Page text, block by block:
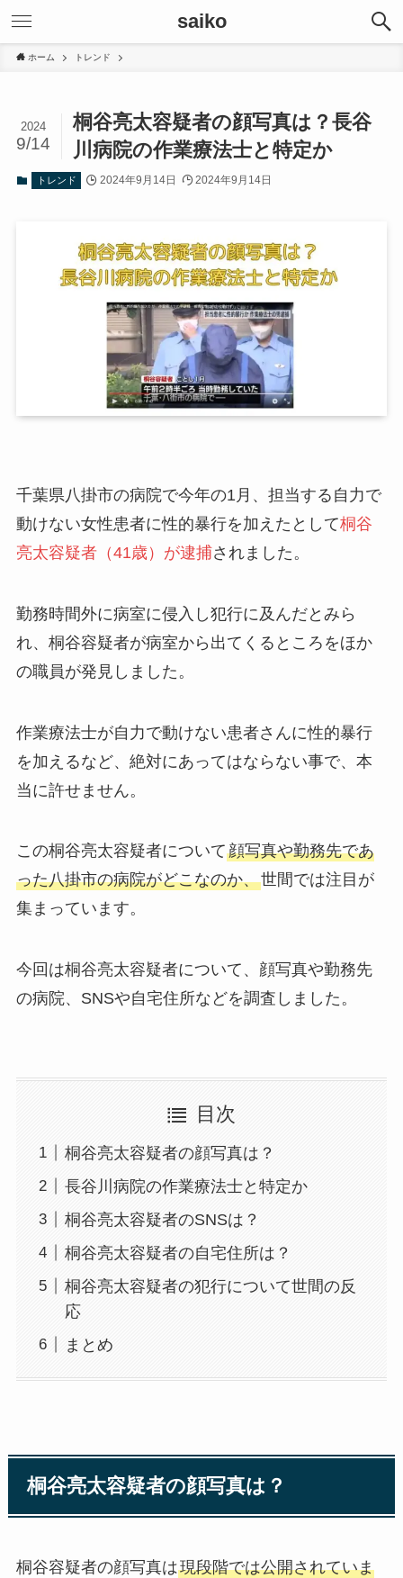
saiko
ホーム トレンド
桐谷亮太容疑者の顔写真は？長谷
川病院の作業療法士と特定か
2024
9/14
トレンド 2024年9月14日 2024年9月14日
千葉県八掛市の病院で今年の1月、担当する自力で
動けない女性患者に性的暴行を加えたとして桐谷
亮太容疑者（41歳）が逮捕されました。
勤務時間外に病室に侵入し犯行に及んだとみら
れ、桐谷容疑者が病室から出てくるところをほか
の職員が発見しました。
作業療法士が自力で動けない患者さんに性的暴行
を加えるなど、絶対にあってはならない事で、本
当に許せません。
この桐谷亮太容疑者について顔写真や勤務先であ
った八掛市の病院がどこなのか、世間では注目が
集まっています。
今回は桐谷亮太容疑者について、顔写真や勤務先
の病院、SNSや自宅住所などを調査しました。
目次
桐谷亮太容疑者の顔写真は？
長谷川病院の作業療法士と特定か
桐谷亮太容疑者のSNSは？
桐谷亮太容疑者の自宅住所は？
桐谷亮太容疑者の犯行について世間の反
応
まとめ
桐谷亮太容疑者の顔写真は？
桐谷容疑者の顔写真は現段階では公開されていま